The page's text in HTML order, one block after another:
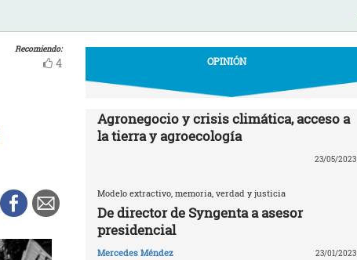
Recomiendo:
4 OPINIÓN
Agronegocio y crisis climática, acceso a
la tierra y agroecología
23/05/2023
Modelo extractivo, memoria, verdad y justicia
De director de Syngenta a asesor
presidencial
Mercedes Méndez 23/01/2023